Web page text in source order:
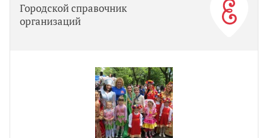
Городской справочник
организаций